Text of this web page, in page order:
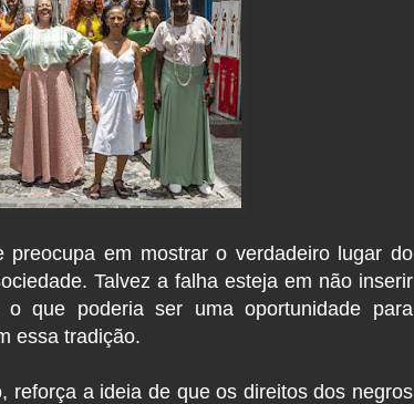
em mostrar o verdadeiro lugar do
Talvez a falha esteja em não inserir
que poderia ser uma oportunidade para
essa tradição.
reforça a ideia de que os direitos dos negros